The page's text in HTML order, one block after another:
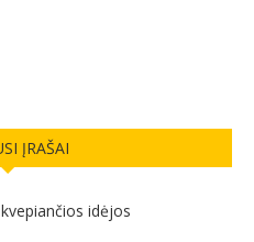
ĮRAŠAI
idėjos